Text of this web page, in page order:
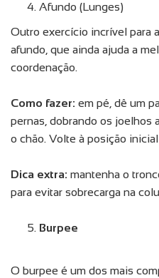
Afundo (Lunges)
Outro exercício incrível para
afundo, que ainda ajuda a
coordenação.
Como fazer: em pé, dê um
pernas, dobrando os joelhos
o chão. Volte à posição
Dica extra: mantenha o
para evitar sobrecarga na
Burpee
O burpee é um dos mais